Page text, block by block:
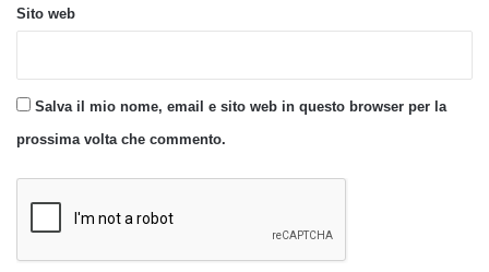
Sito web
Salva il mio nome, email e sito web in questo browser per la
prossima volta che commento.